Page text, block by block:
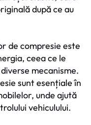
după ce au
de compresie este
ceea ce le
mecanisme.
sunt esențiale în
unde ajută
vehiculului.